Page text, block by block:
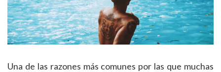
Una de las razones más comunes por las que muchas